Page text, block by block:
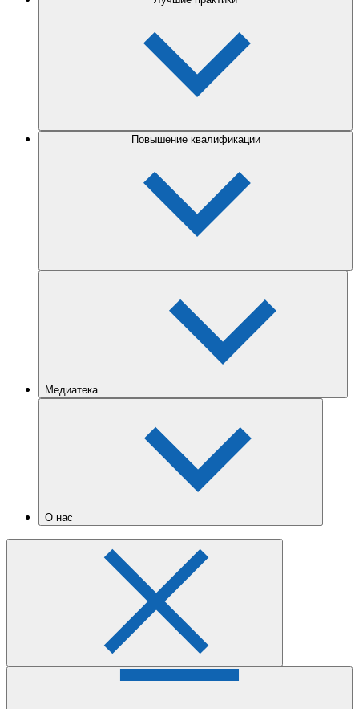
Повышение квалификации
Медиатека
О нас